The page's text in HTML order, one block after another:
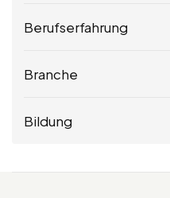
Berufserfahrung
Branche
Bildung